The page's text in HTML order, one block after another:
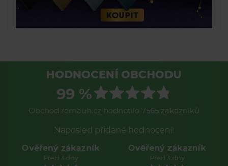
HODNOCENÍ OBCHODU
99 %
Obchod remauh.cz hodnotilo 7565 zákazníků
Naposled přidané hodnocení:
Ověřený zákazník
Před 3 dny
Ověřený zákazník
Před 3 dny